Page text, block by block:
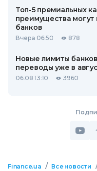
Топ-5 премиальных
преимущества могут
банков
Вчера 06:50 878
Новые лимиты
переводы уже в
06.08 13:10 3960
Finance.ua / Все новости